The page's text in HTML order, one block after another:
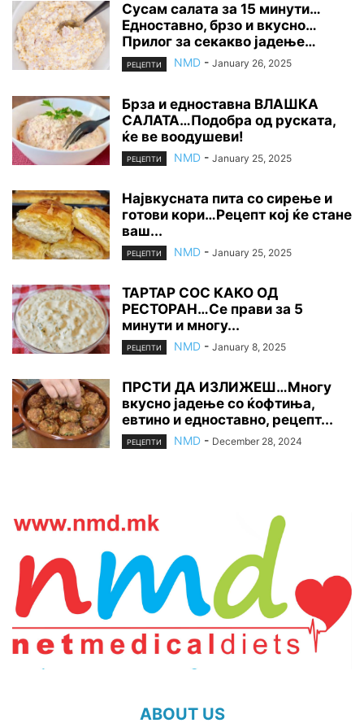
Сусам салата за 15 минути…
Едноставно, брзо и вкусно…
Прилог за секакво јадење…
РЕЦЕПТИ NMD - January 26, 2025
Брза и едноставна ВЛАШКА
САЛАТА…Подобра од руската,
ќе ве воодушеви!
РЕЦЕПТИ NMD - January 25, 2025
Највкусната пита со сирење и
готови кори…Рецепт кој ќе стане
ваш...
РЕЦЕПТИ NMD - January 25, 2025
ТАРТАР СОС КАКО ОД
РЕСТОРАН…Се прави за 5
минути и многу...
РЕЦЕПТИ NMD - January 8, 2025
ПРСТИ ДА ИЗЛИЖЕШ…Многу
вкусно јадење со ќофтиња,
евтино и едноставно, рецепт...
РЕЦЕПТИ NMD - December 28, 2024
ABOUT US